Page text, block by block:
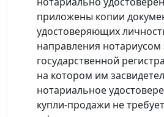
приложены копии
удостоверяющих
направления нотариусом
государственной
на котором им
нотариальное
купли-продажи не